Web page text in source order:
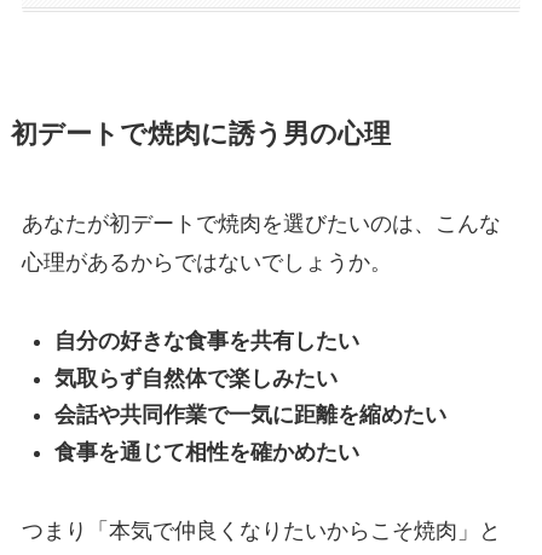
初デートで焼肉に誘う男の心理
あなたが初デートで焼肉を選びたいのは、こんな
心理があるからではないでしょうか。
自分の好きな食事を共有したい
気取らず自然体で楽しみたい
会話や共同作業で一気に距離を縮めたい
食事を通じて相性を確かめたい
つまり「本気で仲良くなりたいからこそ焼肉」と